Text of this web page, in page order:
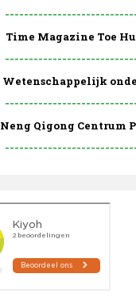
Time Magazine Toe
Wetenschappelijk
Qigong Centrum